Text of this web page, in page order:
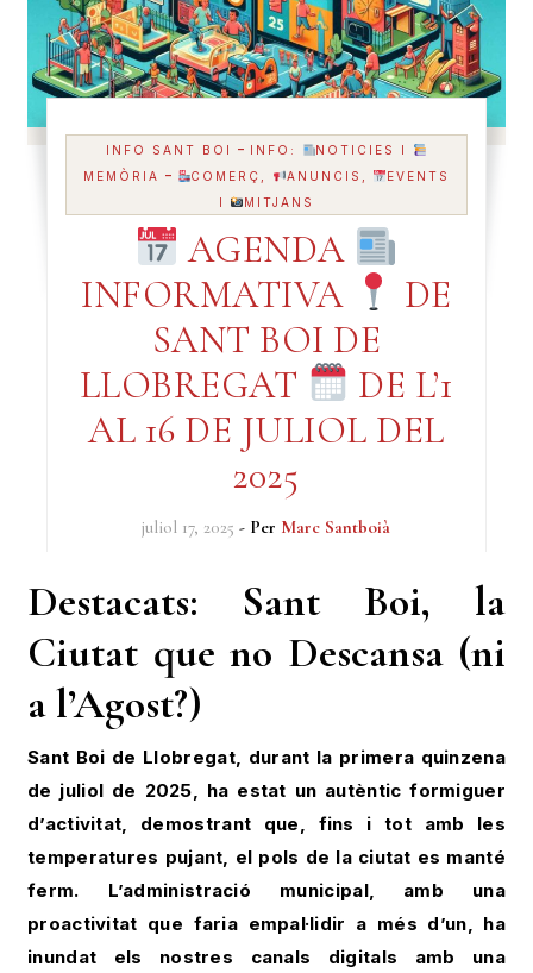
INFO SANT BOI - INFO:
NOTICIES I
MEMÒRIA - COMERÇ, ANUNCIS,
EVENTS
I
MITJANS
AGENDA
INFORMATIVA
DE
SANT BOI DE
LLOBREGAT
DE L’1
AL 16 DE JULIOL DEL
2025
juliol 17, 2025 - Per Marc Santboià
Destacats: Sant Boi, la
Ciutat que no Descansa (ni
a l’Agost?)
Sant Boi de Llobregat, durant la primera quinzena
de juliol de 2025, ha estat un autèntic formiguer
d’activitat, demostrant que, fins i tot amb les
temperatures pujant, el pols de la ciutat es manté
ferm. L’administració municipal, amb una
proactivitat que faria empal·lidir a més d’un, ha
inundat els nostres canals digitals amb una